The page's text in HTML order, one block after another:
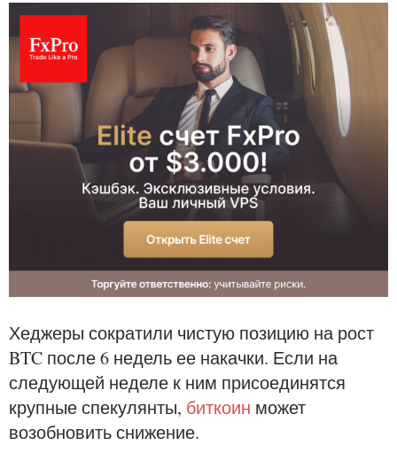
Хеджеры сократили чистую позицию на рост
BTC после 6 недель ее накачки. Если на
следующей неделе к ним присоединятся
крупные спекулянты, биткоин может
возобновить снижение.